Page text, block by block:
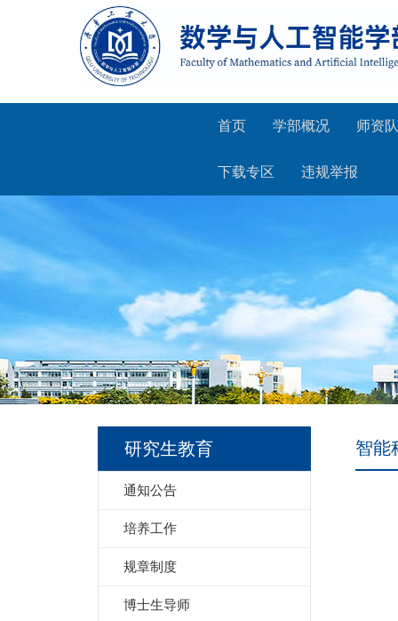
首页 学部概况 师资
下载专区 违规举报
研究生教育
通知公告
培养工作
规章制度
博士生导师
智能